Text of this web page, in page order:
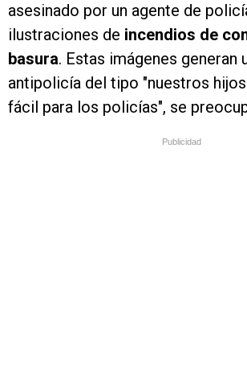
asesinado por un agente de
ilustraciones de incendios de
basura. Estas imágenes generan
antipolicía del tipo "nuestros
fácil para los policías", se
Publicidad